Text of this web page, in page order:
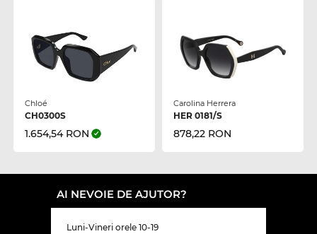
Chloé
CH0300S
1.654,54 RON
Carolina Herrera
HER 0181/S
878,22 RON
AI NEVOIE DE AJUTOR?
Luni-Vineri orele 10-19